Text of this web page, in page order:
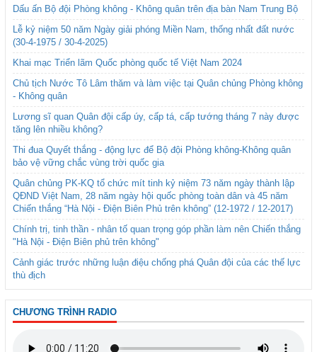
Dấu ấn Bộ đội Phòng không - Không quân trên địa bàn Nam Trung Bộ
Lễ kỷ niệm 50 năm Ngày giải phóng Miền Nam, thống nhất đất nước
(30-4-1975 / 30-4-2025)
Khai mạc Triển lãm Quốc phòng quốc tế Việt Nam 2024
Chủ tịch Nước Tô Lâm thăm và làm việc tại Quân chủng Phòng không
- Không quân
Lương sĩ quan Quân đội cấp úy, cấp tá, cấp tướng tháng 7 này được
tăng lên nhiều không?
Thi đua Quyết thắng - động lực để Bộ đội Phòng không-Không quân
bảo vệ vững chắc vùng trời quốc gia
Quân chủng PK-KQ tổ chức mít tinh kỷ niệm 73 năm ngày thành lập
QĐND Việt Nam, 28 năm ngày hội quốc phòng toàn dân và 45 năm
Chiến thắng “Hà Nội - Điện Biên Phủ trên không” (12-1972 / 12-2017)
Chính trị, tinh thần - nhân tố quan trọng góp phần làm nên Chiến thắng
"Hà Nội - Điện Biên phủ trên không"
Cảnh giác trước những luận điệu chống phá Quân đội của các thế lực
thù địch
CHƯƠNG TRÌNH RADIO